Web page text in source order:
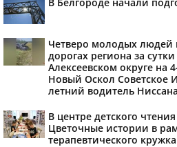
Четверо молодых людей
дорогах региона за
Алексеевском округе на
Новый Оскол Советское
летний водитель
В центре детского
Цветочные истории в
терапевтического